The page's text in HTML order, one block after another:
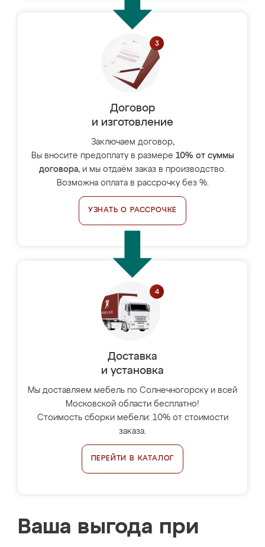
Договор
и изготовление
Заключаем договор,
Вы вносите предоплату в размере 10% от суммы
договора, и мы отдаём заказ в производство.
Возможна оплата в рассрочку без %.
УЗНАТЬ О РАССРОЧКЕ
Доставка
и установка
Мы доставляем мебель по Солнечногорску и всей
Московской области бесплатно!
Стоимость сборки мебели: 10% от стоимости
заказа.
ПЕРЕЙТИ В КАТАЛОГ
Ваша выгода при